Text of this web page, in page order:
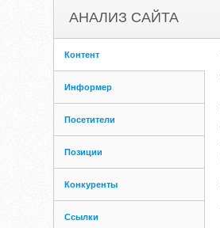
АНАЛИЗ САЙТА
Контент
Информер
Посетители
Позиции
Конкуренты
Ссылки